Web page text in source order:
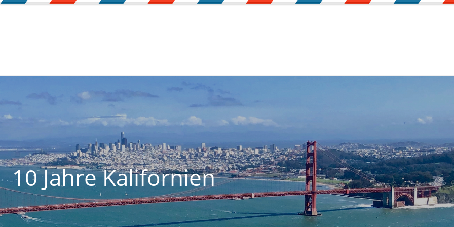
10 Jahre Kalifornien